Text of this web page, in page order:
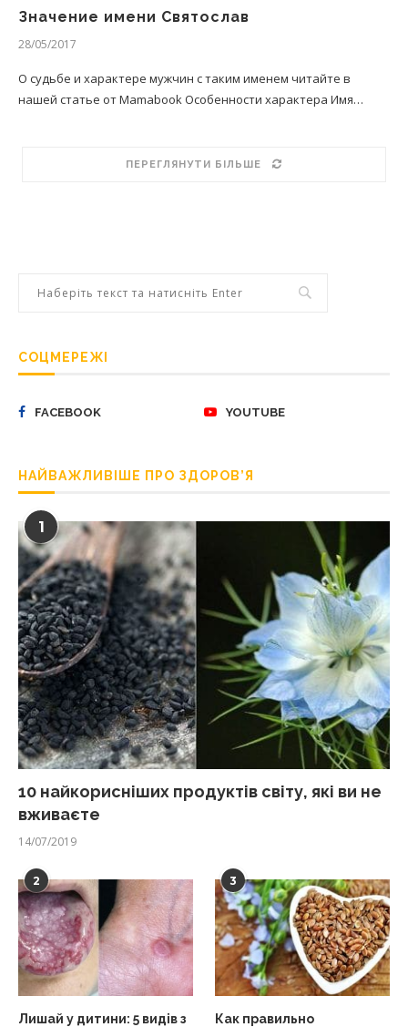
Значение имени Святослав
28/05/2017
О судьбе и характере мужчин с таким именем читайте в
нашей статье от Mamabook Особенности характера Имя…
ПЕРЕГЛЯНУТИ БІЛЬШЕ
СОЦМЕРЕЖІ
FACEBOOK YOUTUBE
НАЙВАЖЛИВІШЕ ПРО ЗДОРОВ’Я
1
10 найкорисніших продуктів світу, які ви не
вживаєте
14/07/2019
2
Лишай у дитини: 5 видів з
3
Как правильно